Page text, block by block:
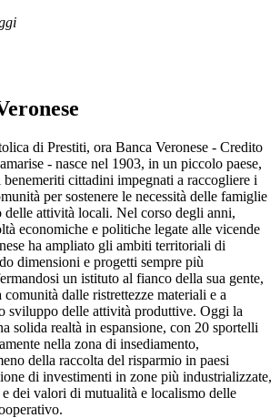
di Prestiti, ora Banca Veronese - Credito
- nasce nel 1903, in un piccolo paese,
cittadini impegnati a raccogliere i
per sostenere le necessità delle famiglie
attività locali. Nel corso degli anni,
economiche e politiche legate alle vicende
ha ampliato gli ambiti territoriali di
dimensioni e progetti sempre più
un istituto al fianco della sua gente,
dalle ristrettezze materiali e a
sviluppo delle attività produttive. Oggi la
solida realtà in espansione, con 20 sportelli
nella zona di insediamento,
della raccolta del risparmio in paesi
di investimenti in zone più industrializzate,
dei valori di mutualità e localismo delle